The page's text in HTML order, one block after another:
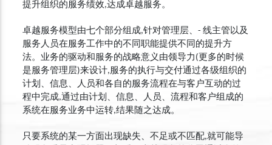
提升组织的服务绩效,达成卓越服务。
卓越服务模型由七个部分组成,针对管理层、- 线主管以及
服务人员在服务工作中的不同职能提供不同的提升方
法。业务的驱动和服务的战略意义由领导力(更多的时候
是服务管理层)来设计,服务的执行与交付通过各级组织的
计划、信息、人员和各自的服务流程在与客户互动的过
程中完成,通过由计划、信息、人员、流程和客户组成的
系统在服务业务中运转,结果随之达成。
只要系统的某一方面出现缺失、不足或不匹配,就可能导